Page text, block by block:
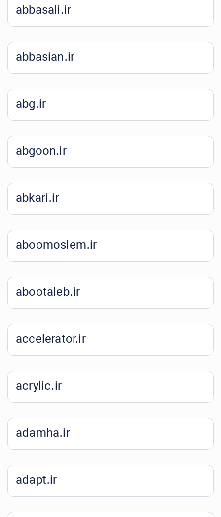
abbasali.ir
abbasian.ir
abg.ir
abgoon.ir
abkari.ir
aboomoslem.ir
abootaleb.ir
accelerator.ir
acrylic.ir
adamha.ir
adapt.ir